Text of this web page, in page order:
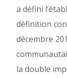
a défini
définition
décembre
la double